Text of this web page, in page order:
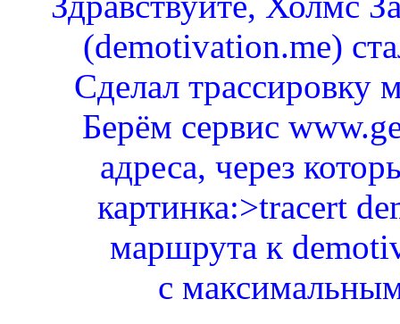
(demotivation.me)
Сделал трассировку
Берём сервис
адреса, через
картинка:>tracert
маршрута к
с